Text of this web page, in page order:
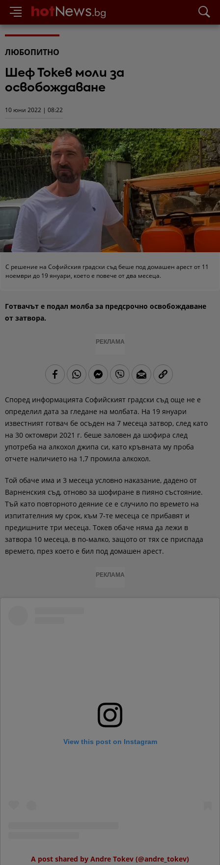
ЛЮБОПИТНО
Шеф Токев моли за
освобождаване
10 юни 2022 | 08:22
С решение на Софийския градски съд беше под домашен арест от 11
ноември до 19 януари, което е повече от два месеца.
Готвачът е подал молба за предсрочно освобождаване
от затвора.
РЕКЛАМА
Според информацията Софийският градски съд още не е
определил дата за гледане на молбата. На 19 януари
известният готвач бе осъден на 7 месеца затвор, след като
на 30 октомври 2021 г. беше заловен да шофира след
употреба на алкохол джипа си, като кръвната му проба
отчете наличието на 1,7 промила алкохол.
Той обаче има и 3 месеца условно наказание, дадено от
Варненския съд, отново за шофиране в пияно състояние.
Тъй като повторното деяние се е случило по времето на
изпитателния му срок, към 7-те месеца се прибавят и
предишните три месеца. Токев обаче няма да лежи в
затвора 10 месеца, в пo-малко, защото от тях се приспада
времето, през което е бил под домашен арест.
РЕКЛАМА
View this post on Instagram
A post shared by Andre Tokev (@andre_tokev)